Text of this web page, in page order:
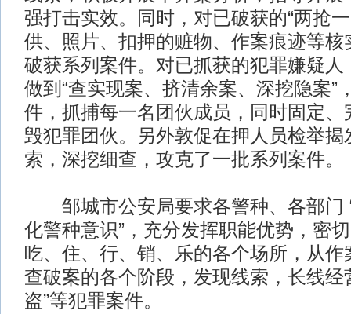
强打击实效。同时，对已破获的“两抢
供、照片、扣押的赃物、作案痕迹等核
破获系列案件。对已抓获的犯罪嫌疑人
做到“查实现案、挤清余案、深挖隐案”
件，抓捕每一名团伙成员，同时固定、
毁犯罪团伙。另外敦促在押人员检举揭
索，深挖细查，攻克了一批系列案件。
邹城市公安局要求各警种、各部门
化警种意识”，充分发挥职能优势，密
吃、住、行、销、乐的各个场所，从作
查破案的各个阶段，发现线索，长线经
盗”等犯罪案件。